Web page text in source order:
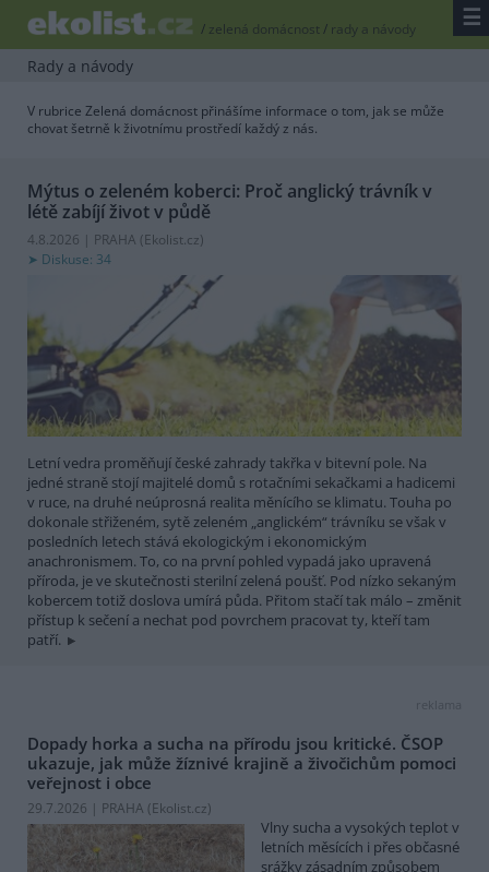
/ zelená domácnost/ rady a návody ☰
Rady a návody
V rubrice Zelená domácnost přinášíme informace o tom, jak se může
chovat šetrně k životnímu prostředí každý z nás.
Mýtus o zeleném koberci: Proč anglický trávník v
létě zabíjí život v půdě
4.8.2026 | PRAHA (Ekolist.cz)
Diskuse: 34
Letní vedra proměňují české zahrady takřka v bitevní pole. Na
jedné straně stojí majitelé domů s rotačními sekačkami a hadicemi
v ruce, na druhé neúprosná realita měnícího se klimatu. Touha po
dokonale střiženém, sytě zeleném „anglickém“ trávníku se však v
posledních letech stává ekologickým i ekonomickým
anachronismem. To, co na první pohled vypadá jako upravená
příroda, je ve skutečnosti sterilní zelená poušť. Pod nízko sekaným
kobercem totiž doslova umírá půda. Přitom stačí tak málo – změnit
přístup k sečení a nechat pod povrchem pracovat ty, kteří tam
patří.
reklama
Dopady horka a sucha na přírodu jsou kritické. ČSOP
ukazuje, jak může žíznivé krajině a živočichům pomoci
veřejnost i obce
29.7.2026 | PRAHA (Ekolist.cz)
Vlny sucha a vysokých teplot v
letních měsících i přes občasné
srážky zásadním způsobem